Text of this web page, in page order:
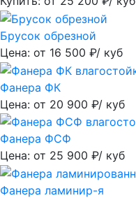
Брусок обрезной
Цена: от 16 500 ₽/ куб
Фанера ФК
Цена: от 20 900 ₽/ куб
Фанера ФСФ
Цена: от 25 900 ₽/ куб
Фанера ламинир-я